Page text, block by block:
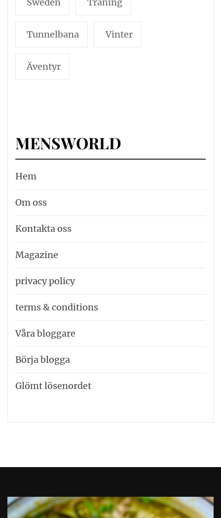
Tunnelbana Vinter
Äventyr
MENSWORLD
Hem
Om oss
Kontakta oss
Magazine
privacy policy
terms & conditions
Våra bloggare
Börja blogga
Glömt lösenordet